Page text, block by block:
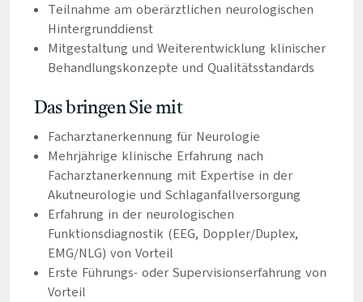
Teilnahme am oberärztlichen neurologischen
Hintergrunddienst
Mitgestaltung und Weiterentwicklung klinischer
Behandlungskonzepte und Qualitätsstandards
Das bringen Sie mit
Facharztanerkennung für Neurologie
Mehrjährige klinische Erfahrung nach
Facharztanerkennung mit Expertise in der
Akutneurologie und Schlaganfallversorgung
Erfahrung in der neurologischen
Funktionsdiagnostik (EEG, Doppler/Duplex,
EMG/NLG) von Vorteil
Erste Führungs- oder Supervisionserfahrung von
Vorteil